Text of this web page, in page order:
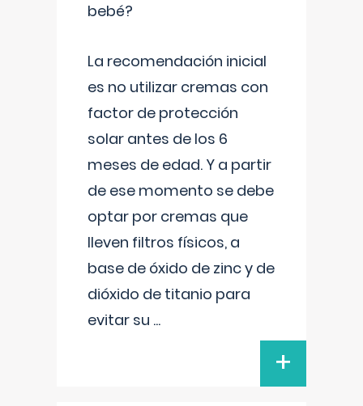
bebé?
La recomendación inicial
es no utilizar cremas con
factor de protección
solar antes de los 6
meses de edad. Y a partir
de ese momento se debe
optar por cremas que
lleven filtros físicos, a
base de óxido de zinc y de
dióxido de titanio para
evitar su ...
+